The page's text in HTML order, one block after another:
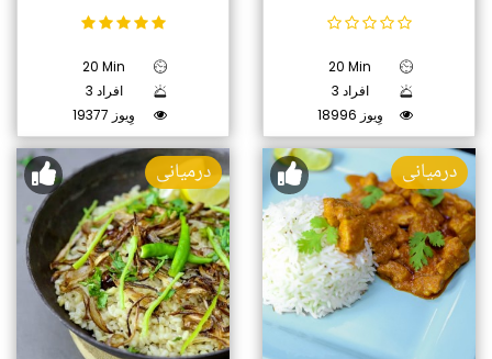
20 Min
3 افراد
19377 وِیوز
20 Min
3 افراد
18996 وِیوز
درمیانی درمیانی